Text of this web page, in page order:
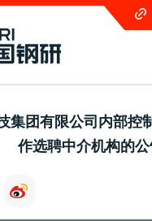
集团有限公司内部控
作选聘中介机构的